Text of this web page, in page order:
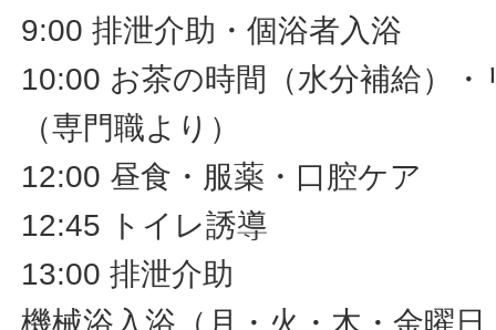
9:00 排泄介助・個浴者入浴
10:00 お茶の時間（水分補給）
（専門職より）
12:00 昼食・服薬・口腔ケア
12:45 トイレ誘導
13:00 排泄介助
機械浴入浴（月・火・木・金曜